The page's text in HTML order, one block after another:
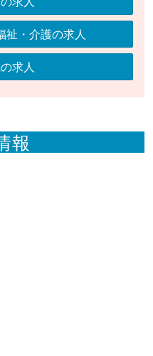
祉・介護の求人
求人
報